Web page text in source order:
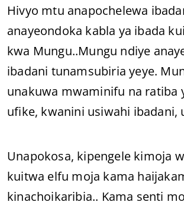
Hivyo mtu anapochelewa
anayeondoka kabla ya ibada
kwa Mungu..Mungu ndiye
ibadani tunamsubiria yeye.
unakuwa mwaminifu na ratiba
ufike, kwanini usiwahi ibadani,
Unapokosa, kipengele kimoja
kuitwa elfu moja kama
kinachoikaribia.. Kama senti